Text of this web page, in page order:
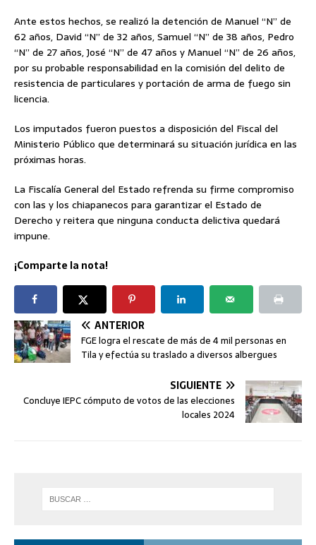
Ante estos hechos, se realizó la detención de Manuel “N” de
62 años, David “N” de 32 años, Samuel “N” de 38 años, Pedro
“N” de 27 años, José “N” de 47 años y Manuel “N” de 26 años,
por su probable responsabilidad en la comisión del delito de
resistencia de particulares y portación de arma de fuego sin
licencia.
Los imputados fueron puestos a disposición del Fiscal del
Ministerio Público que determinará su situación jurídica en las
próximas horas.
La Fiscalía General del Estado refrenda su firme compromiso
con las y los chiapanecos para garantizar el Estado de
Derecho y reitera que ninguna conducta delictiva quedará
impune.
¡Comparte la nota!
ANTERIOR
FGE logra el rescate de más de 4 mil personas en
Tila y efectúa su traslado a diversos albergues
SIGUIENTE
Concluye IEPC cómputo de votos de las elecciones
locales 2024